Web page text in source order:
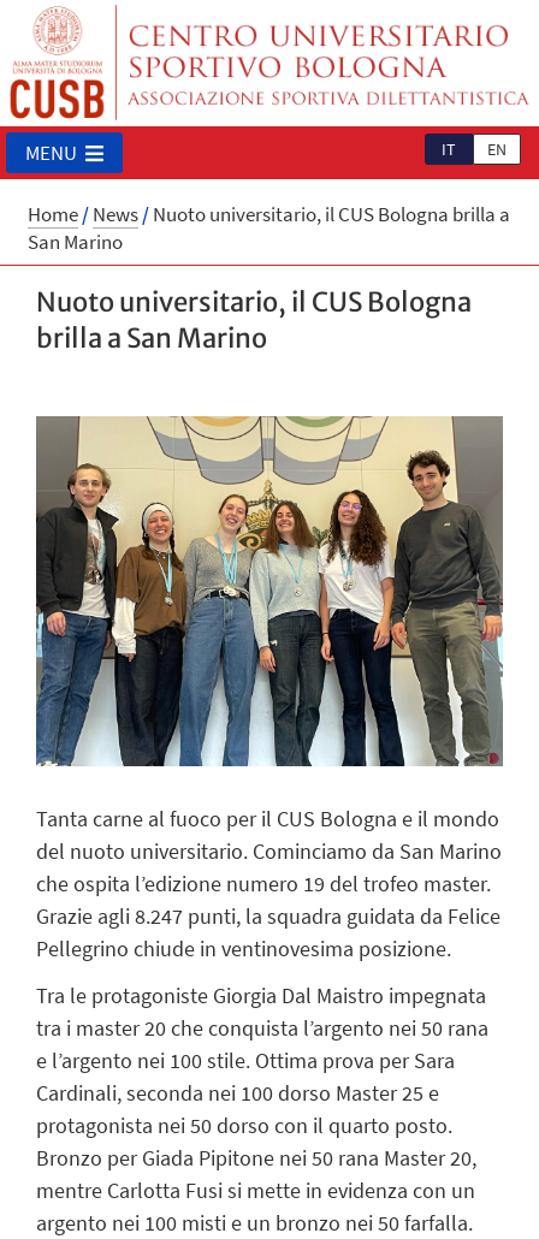
IT EN
MENU
Home/News/Nuoto universitario, il CUS Bologna brilla a
San Marino
Nuoto universitario, il CUS Bologna
brilla a San Marino
Tanta carne al fuoco per il CUS Bologna e il mondo
del nuoto universitario. Cominciamo da San Marino
che ospita l’edizione numero 19 del trofeo master.
Grazie agli 8.247 punti, la squadra guidata da Felice
Pellegrino chiude in ventinovesima posizione.
Tra le protagoniste Giorgia Dal Maistro impegnata
tra i master 20 che conquista l’argento nei 50 rana
e l’argento nei 100 stile. Ottima prova per Sara
Cardinali, seconda nei 100 dorso Master 25 e
protagonista nei 50 dorso con il quarto posto.
Bronzo per Giada Pipitone nei 50 rana Master 20,
mentre Carlotta Fusi si mette in evidenza con un
argento nei 100 misti e un bronzo nei 50 farfalla.